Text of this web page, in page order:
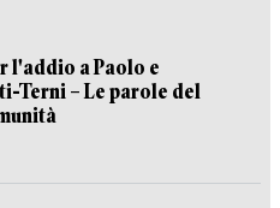
l'addio a Paolo e
Terni – Le parole del